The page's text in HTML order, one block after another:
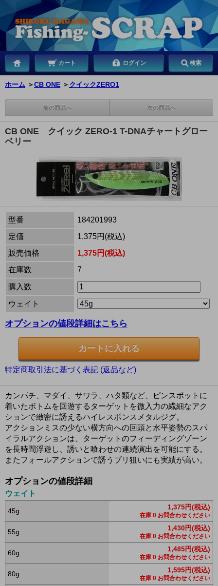
カート ログイン 検索
ホーム ＞CB ONE ＞ クイックZERO1
前の商品へ 次の商品へ
CB ONE クイック ZERO-1 T-DNAチャートグロー
ベリー
型番
184201993
定価
1,375円(税込)
販売価格
1,375円(税込)
在庫数
7
購入数
ウェイト
オプションの値段詳細はこちら
特定商取引法に基づく表記 (返品など)
カンパチ、マダイ、サワラ、ハタ類など、ピンスポットに
着いたボトムを回遊するターゲットを微入力の繊細なアク
ションで緻密に誘えるハイレスポンスメタルジグ。
アクションミスの少ない横方向への回頭と水平姿勢のスパ
イラルアクションは、ターゲットのフィーディングゾーン
を長時間浮遊し、誘いと喰わせの連続演出を可能にする。
またフォールアクションで誘うブリ狙いにも実績が高い。
オプションの値段詳細
ウェイト
45g 1,375円(税込)
在庫 0 お問合わせください
55g 1,430円(税込)
在庫 0 お問合わせください
60g 1,485円(税込)
在庫 0 お問合わせください
80g 1,595円(税込)
在庫 0 お問合わせください